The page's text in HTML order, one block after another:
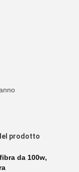
prodotto
da 100w,